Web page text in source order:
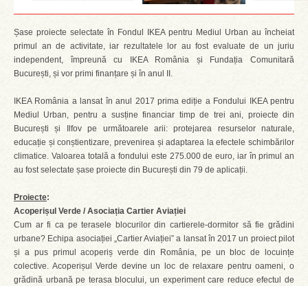
Șase proiecte selectate în Fondul IKEA pentru Mediul Urban au încheiat
primul an de activitate, iar rezultatele lor au fost evaluate de un juriu
independent, împreună cu IKEA România și Fundația Comunitară
București, și vor primi finanțare și în anul II.
IKEA România a lansat în anul 2017 prima ediție a Fondului IKEA pentru
Mediul Urban, pentru a susține financiar timp de trei ani, proiecte din
București și Ilfov pe următoarele arii: protejarea resurselor naturale,
educație și conștientizare, prevenirea și adaptarea la efectele schimbărilor
climatice. Valoarea totală a fondului este 275.000 de euro, iar în primul an
au fost selectate șase proiecte din București din 79 de aplicații.
Proiecte:
Acoperișul Verde / Asociația Cartier Aviației
Cum ar fi ca pe terasele blocurilor din cartierele-dormitor să fie grădini
urbane? Echipa asociației „Cartier Aviației” a lansat în 2017 un proiect pilot
și a pus primul acoperiș verde din România, pe un bloc de locuințe
colective. Acoperișul Verde devine un loc de relaxare pentru oameni, o
grădină urbană pe terasa blocului, un experiment care reduce efectul de